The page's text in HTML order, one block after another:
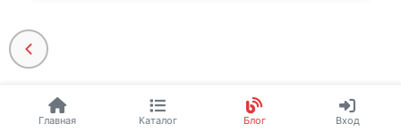
Главная Каталог Блог Вход